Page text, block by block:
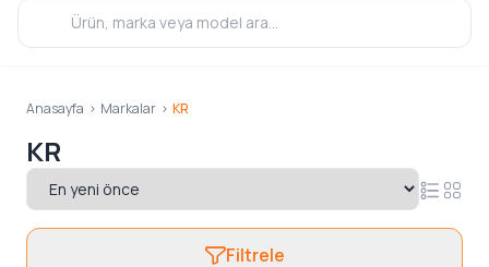
Anasayfa > Markalar > KR
KR
Filtrele